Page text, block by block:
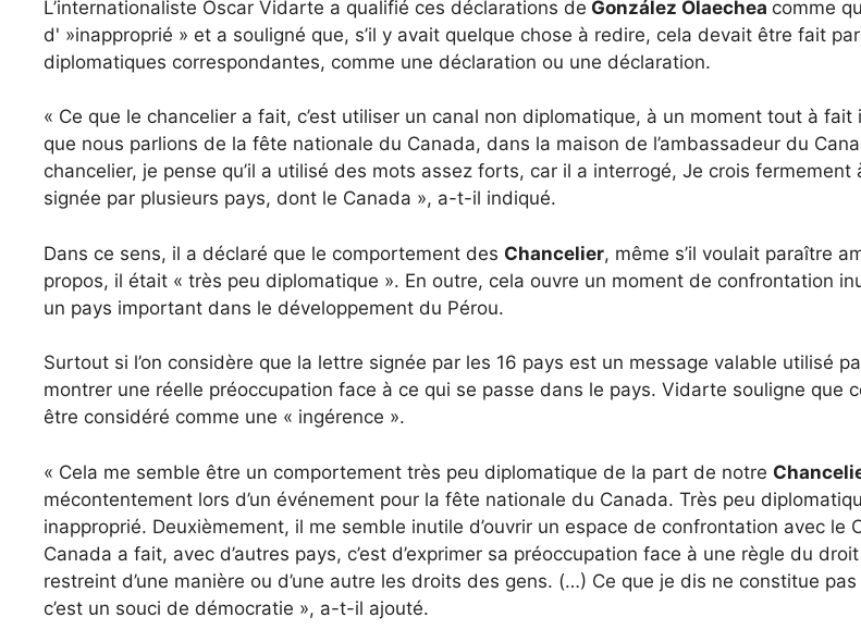
L’internationaliste Óscar Vidarte a qualifié ces déclarations de González Olaechea comme
d' »inapproprié » et a souligné que, s’il y avait quelque chose à redire, cela devait être fait
diplomatiques correspondantes, comme une déclaration ou une déclaration.
« Ce que le chancelier a fait, c’est utiliser un canal non diplomatique, à un moment tout à fait
que nous parlions de la fête nationale du Canada, dans la maison de l’ambassadeur du
chancelier, je pense qu’il a utilisé des mots assez forts, car il a interrogé, Je crois
signée par plusieurs pays, dont le Canada », a-t-il indiqué.
Dans ce sens, il a déclaré que le comportement des Chancelier, même s’il voulait paraître
propos, il était « très peu diplomatique ». En outre, cela ouvre un moment de confrontation
un pays important dans le développement du Pérou.
Surtout si l’on considère que la lettre signée par les 16 pays est un message valable utilisé
montrer une réelle préoccupation face à ce qui se passe dans le pays. Vidarte souligne que
être considéré comme une « ingérence ».
« Cela me semble être un comportement très peu diplomatique de la part de notre
mécontentement lors d’un événement pour la fête nationale du Canada. Très peu
inapproprié. Deuxièmement, il me semble inutile d’ouvrir un espace de confrontation avec le
Canada a fait, avec d’autres pays, c’est d’exprimer sa préoccupation face à une règle du droit
restreint d’une manière ou d’une autre les droits des gens. (…) Ce que je dis ne constitue
c’est un souci de démocratie », a-t-il ajouté.